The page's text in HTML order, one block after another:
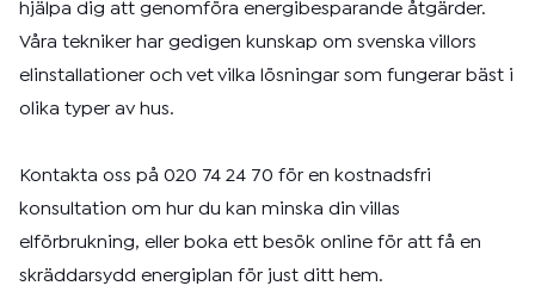
hjälpa dig att genomföra energibesparande åtgärder.
Våra tekniker har gedigen kunskap om svenska villors
elinstallationer och vet vilka lösningar som fungerar bäst i
olika typer av hus.
Kontakta oss på 020 74 24 70 för en kostnadsfri
konsultation om hur du kan minska din villas
elförbrukning, eller boka ett besök online för att få en
skräddarsydd energiplan för just ditt hem.